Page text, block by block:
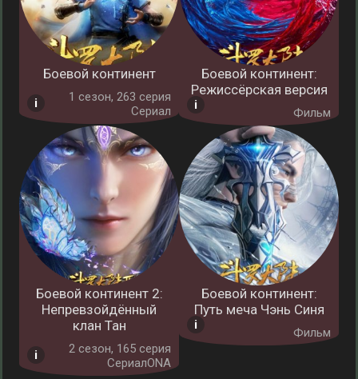
Боевой континент
1 cезон, 263 серия
Сериал
Боевой континент:
Режиссёрская версия
Фильм
Боевой континент 2:
Непревзойдённый
клан Тан
2 cезон, 165 серия
СериалONA
Боевой континент:
Путь меча Чэнь Синя
Фильм